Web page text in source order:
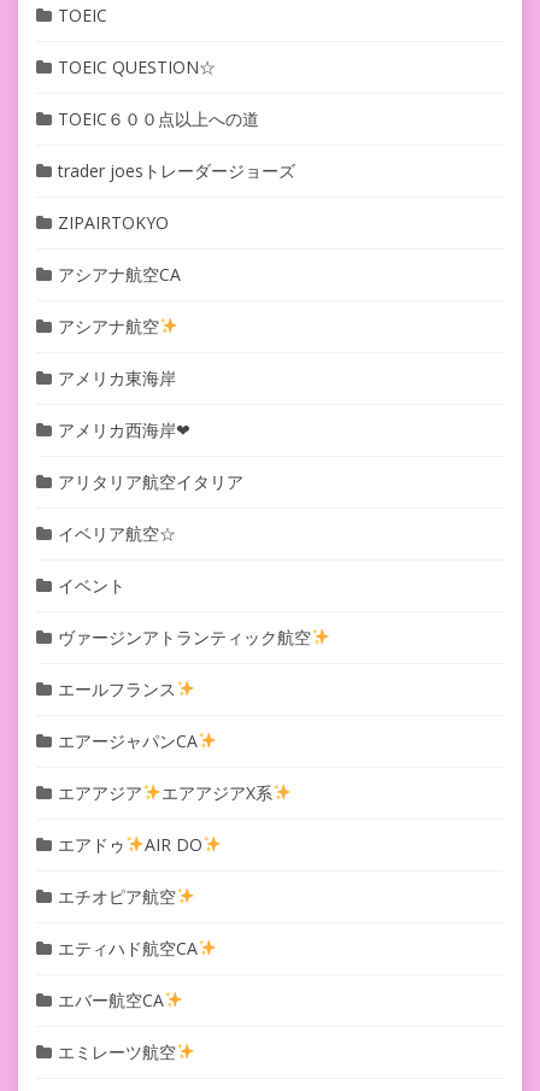
TOEIC
TOEIC QUESTION☆
TOEIC６００点以上への道
trader joesトレーダージョーズ
ZIPAIRTOKYO
アシアナ航空CA
アシアナ航空
アメリカ東海岸
アメリカ西海岸❤︎
アリタリア航空イタリア
イベリア航空☆
イベント
ヴァージンアトランティック航空
エールフランス
エアージャパンCA
エアアジア エアアジアX系
エアドゥ AIR DO
エチオピア航空
エティハド航空CA
エバー航空CA
エミレーツ航空